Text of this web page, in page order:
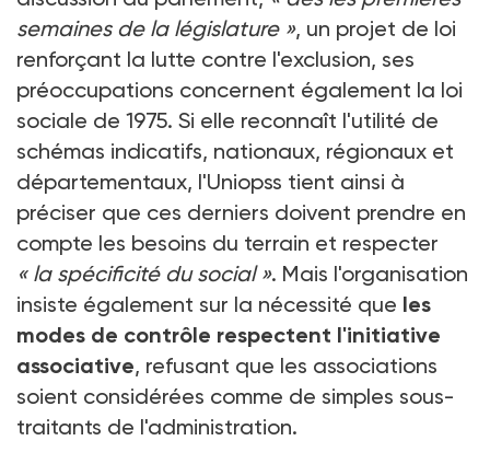
semaines de la législature », un projet de loi
renforçant la lutte contre l'exclusion, ses
préoccupations concernent également la loi
sociale de 1975. Si elle reconnaît l'utilité de
schémas indicatifs, nationaux, régionaux et
départementaux, l'Uniopss tient ainsi à
préciser que ces derniers doivent prendre en
compte les besoins du terrain et respecter
« la spécificité du social ». Mais l'organisation
insiste également sur la nécessité que les
modes de contrôle respectent l'initiative
associative, refusant que les associations
soient considérées comme de simples sous-
traitants de l'administration.